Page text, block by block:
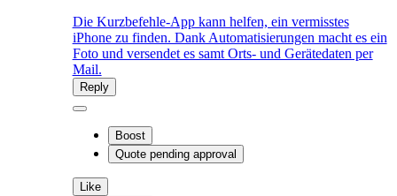
Die Kurzbefehle-App kann helfen, ein vermisstes
iPhone zu finden. Dank Automatisierungen macht es ein
Foto und versendet es samt Orts- und Gerätedaten per
Mail.
Reply
Boost
Quote pending approval
Like